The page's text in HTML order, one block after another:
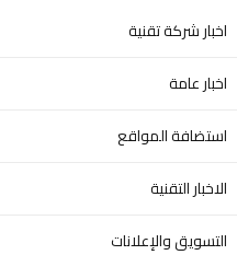
اخبار شركة تقنية
اخبار عامة
استضافة المواقع
الاخبار التقنية
التسويق والإعلانات